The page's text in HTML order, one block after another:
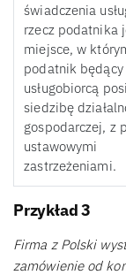
świadczenia
rzecz podatnika
miejsce, w
podatnik będący
usługobiorcą
siedzibę
gospodarczej, z
ustawowymi
zastrzeżeniami.
Przykład 3
Firma z Polski
zamówienie od